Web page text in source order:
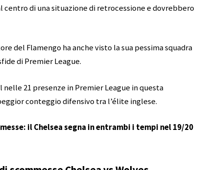
centro di una situazione di retrocessione e dovrebbero
del Flamengo ha anche visto la sua pessima squadra
di Premier League.
21 presenze in Premier League in questa
conteggio difensivo tra l’élite inglese.
il Chelsea segna in entrambi i tempi nel 19/20